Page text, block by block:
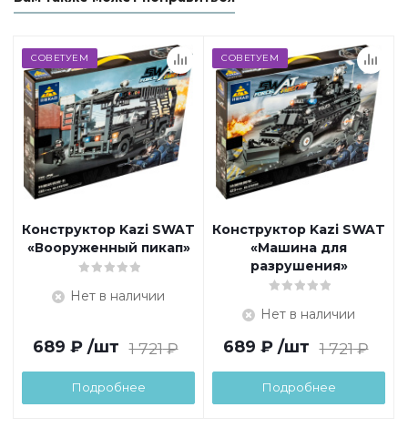
СОВЕТУЕМ
Конструктор Kazi SWAT
«Вооруженный пикап»
Нет в наличии
689 ₽ /шт 1 721₽
Подробнее
СОВЕТУЕМ
Конструктор Kazi SWAT
«Машина для
разрушения»
Нет в наличии
689 ₽ /шт 1 721₽
Подробнее